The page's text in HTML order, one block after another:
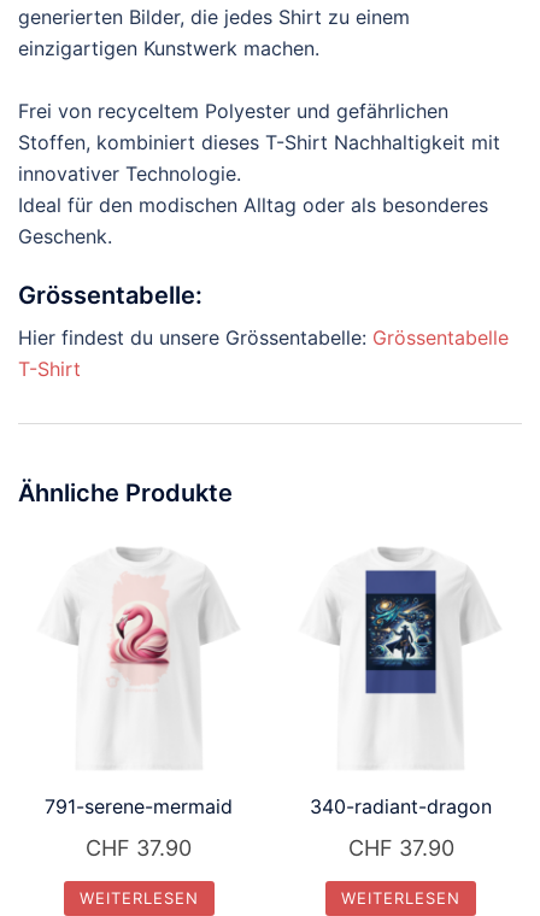
generierten Bilder, die jedes Shirt zu einem
einzigartigen Kunstwerk machen.
Frei von recyceltem Polyester und gefährlichen
Stoffen, kombiniert dieses T-Shirt Nachhaltigkeit mit
innovativer Technologie.
Ideal für den modischen Alltag oder als besonderes
Geschenk.
Grössentabelle:
Hier findest du unsere Grössentabelle: Grössentabelle
T-Shirt
Ähnliche Produkte
791-serene-mermaid
CHF 37.90
WEITERLESEN
340-radiant-dragon
CHF 37.90
WEITERLESEN